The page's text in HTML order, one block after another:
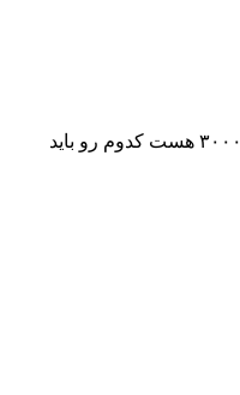
سلام من کارت گرافیکی اینتل اچ دی ۳۰۰۰ هست کدوم رو باید